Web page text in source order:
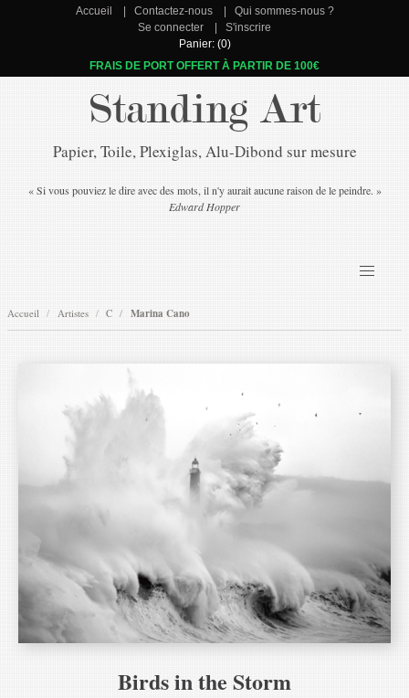
Accueil Contactez-nous
Qui sommes-nous ?
Se connecter
S'inscrire
Panier: (0)
FRAIS DE PORT OFFERT À PARTIR DE 100€
Standing Art
Papier, Toile, Plexiglas, Alu-Dibond sur mesure
« Si vous pouviez le dire avec des mots, il n'y aurait aucune raison de le peindre. »
Edward Hopper
Accueil Artistes C Marina Cano
Birds in the Storm